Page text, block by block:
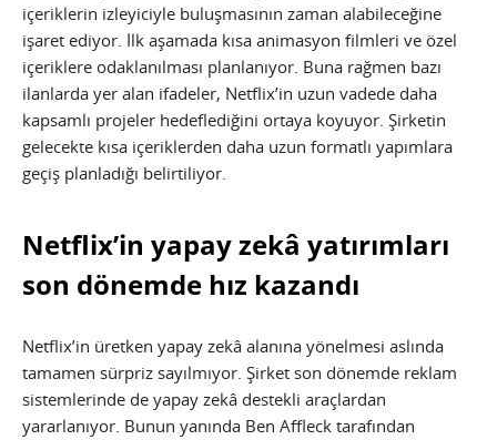
içeriklerin izleyiciyle buluşmasının zaman alabileceğine
işaret ediyor. İlk aşamada kısa animasyon filmleri ve özel
içeriklere odaklanılması planlanıyor. Buna rağmen bazı
ilanlarda yer alan ifadeler, Netflix’in uzun vadede daha
kapsamlı projeler hedeflediğini ortaya koyuyor. Şirketin
gelecekte kısa içeriklerden daha uzun formatlı yapımlara
geçiş planladığı belirtiliyor.
Netflix’in yapay zekâ yatırımları
son dönemde hız kazandı
Netflix’in üretken yapay zekâ alanına yönelmesi aslında
tamamen sürpriz sayılmıyor. Şirket son dönemde reklam
sistemlerinde de yapay zekâ destekli araçlardan
yararlanıyor. Bunun yanında Ben Affleck tarafından